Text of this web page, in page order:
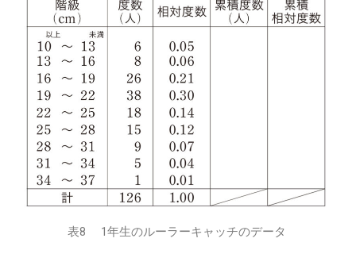
表8 1年生のルーラーキャッチのデータ